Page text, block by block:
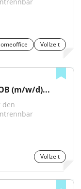
Vollzeit
(m/w/d)...
den
Vollzeit